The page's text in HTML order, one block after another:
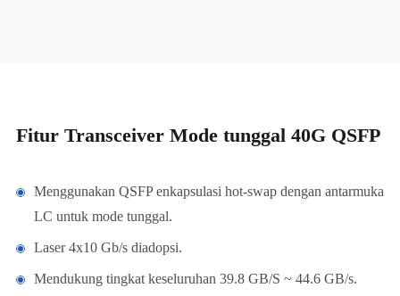
Fitur Transceiver Mode tunggal 40G QSFP
Menggunakan QSFP enkapsulasi hot-swap dengan antarmuka
LC untuk mode tunggal.
Laser 4x10 Gb/s diadopsi.
Mendukung tingkat keseluruhan 39.8 GB/S ~ 44.6 GB/s.